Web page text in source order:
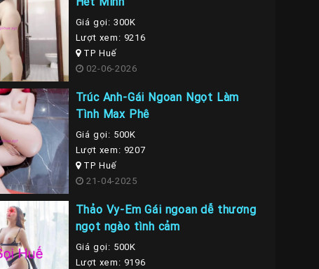
Giá gọi: 300K
Lượt xem: 9216
TP Huế
02-06-2026
Trúc Anh-Gái Ngoan Ngọt Làm
Tình Max Phê
Giá gọi: 500K
Lượt xem: 9207
TP Huế
21-04-2025
Thảo Vy-Em Gái ngoan dễ thương
ngọt ngào tình cảm
Giá gọi: 500K
Lượt xem: 9196